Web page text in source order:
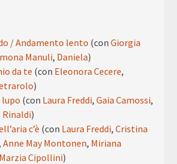
/ Andamento lento (conGiorgia
Manuli, Daniela)
da te (con Eleonora Cecere,
)
(con Laura Freddi,Gaia Camossi,
Rinaldi)
c’è (con Laura Freddi,Cristina
Anne May Montonen, Miriana
Marzia Cipollini)